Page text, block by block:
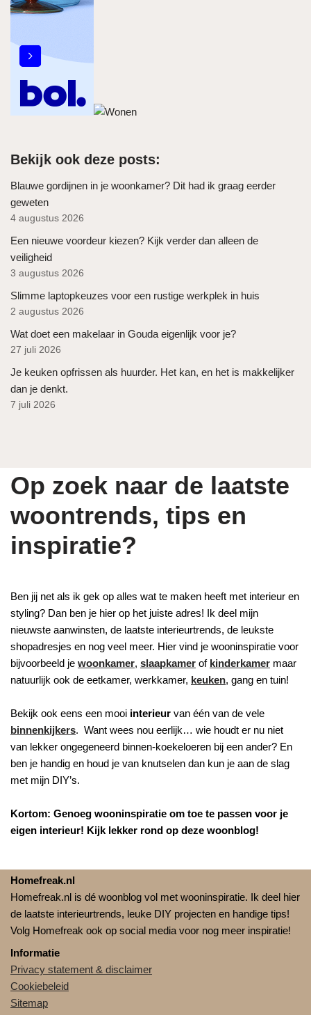
Bekijk ook deze posts:
Blauwe gordijnen in je woonkamer? Dit had ik graag eerder
geweten
4 augustus 2026
Een nieuwe voordeur kiezen? Kijk verder dan alleen de
veiligheid
3 augustus 2026
Slimme laptopkeuzes voor een rustige werkplek in huis
2 augustus 2026
Wat doet een makelaar in Gouda eigenlijk voor je?
27 juli 2026
Je keuken opfrissen als huurder. Het kan, en het is makkelijker
dan je denkt.
7 juli 2026
Op zoek naar de laatste
woontrends, tips en
inspiratie?
Ben jij net als ik gek op alles wat te maken heeft met interieur en
styling? Dan ben je hier op het juiste adres! Ik deel mijn
nieuwste aanwinsten, de laatste interieurtrends, de leukste
shopadresjes en nog veel meer. Hier vind je wooninspiratie voor
bijvoorbeeld je woonkamer, slaapkamer of kinderkamer maar
natuurlijk ook de eetkamer, werkkamer, keuken, gang en tuin!
Bekijk ook eens een mooi interieur van één van de vele
binnenkijkers. Want wees nou eerlijk… wie houdt er nu niet
van lekker ongegeneerd binnen-koekeloeren bij een ander? En
ben je handig en houd je van knutselen dan kun je aan de slag
met mijn DIY’s.
Kortom: Genoeg wooninspiratie om toe te passen voor je
eigen interieur! Kijk lekker rond op deze woonblog!
Homefreak.nl
Homefreak.nl is dé woonblog vol met wooninspiratie. Ik deel hier
de laatste interieurtrends, leuke DIY projecten en handige tips!
Volg Homefreak ook op social media voor nog meer inspiratie!
Informatie
Privacy statement & disclaimer
Cookiebeleid
Sitemap